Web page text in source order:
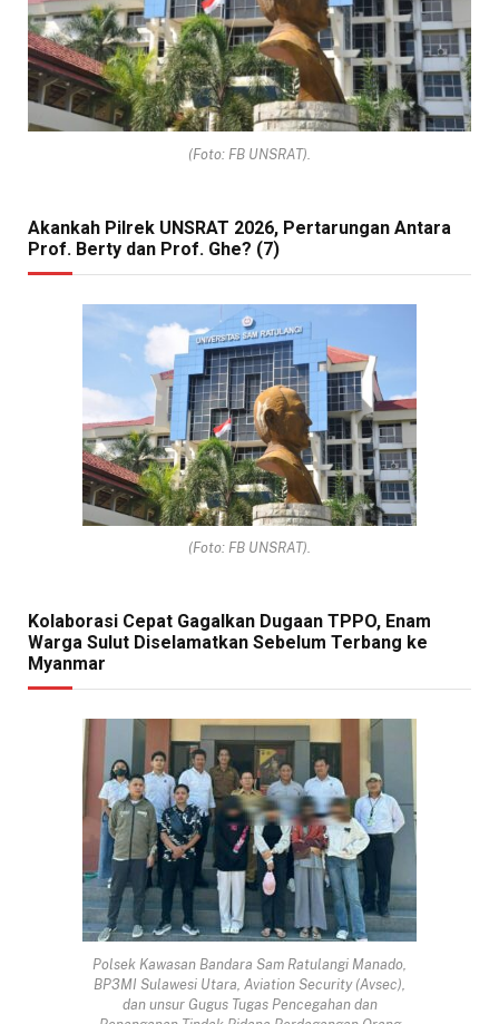
(Foto: FB UNSRAT).
Akankah Pilrek UNSRAT 2026, Pertarungan Antara
Prof. Berty dan Prof. Ghe? (7)
(Foto: FB UNSRAT).
Kolaborasi Cepat Gagalkan Dugaan TPPO, Enam
Warga Sulut Diselamatkan Sebelum Terbang ke
Myanmar
Polsek Kawasan Bandara Sam Ratulangi Manado,
BP3MI Sulawesi Utara, Aviation Security (Avsec),
dan unsur Gugus Tugas Pencegahan dan